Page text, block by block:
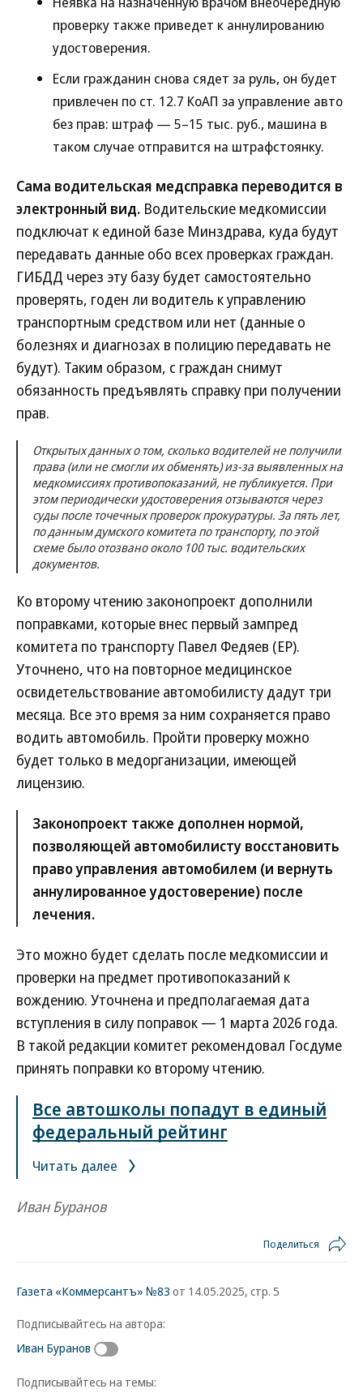
проверку также приведет к аннулированию
удостоверения.
Если гражданин снова сядет за руль, он будет
привлечен по ст. 12.7 КоАП за управление авто
без прав: штраф — 5–15 тыс. руб., машина в
таком случае отправится на штрафстоянку.
Сама водительская медсправка переводится в
электронный вид. Водительские медкомиссии
подключат к единой базе Минздрава, куда будут
передавать данные обо всех проверках граждан.
ГИБДД через эту базу будет самостоятельно
проверять, годен ли водитель к управлению
транспортным средством или нет (данные о
болезнях и диагнозах в полицию передавать не
будут). Таким образом, с граждан снимут
обязанность предъявлять справку при получении
прав.
Открытых данных о том, сколько водителей не получили
права (или не смогли их обменять) из-за выявленных на
медкомиссиях противопоказаний, не публикуется. При
этом периодически удостоверения отзываются через
суды после точечных проверок прокуратуры. За пять лет,
по данным думского комитета по транспорту, по этой
схеме было отозвано около 100 тыс. водительских
документов.
Ко второму чтению законопроект дополнили
поправками, которые внес первый зампред
комитета по транспорту Павел Федяев (ЕР).
Уточнено, что на повторное медицинское
освидетельствование автомобилисту дадут три
месяца. Все это время за ним сохраняется право
водить автомобиль. Пройти проверку можно
будет только в медорганизации, имеющей
лицензию.
Законопроект также дополнен нормой,
позволяющей автомобилисту восстановить
право управления автомобилем (и вернуть
аннулированное удостоверение) после
лечения.
Это можно будет сделать после медкомиссии и
проверки на предмет противопоказаний к
вождению. Уточнена и предполагаемая дата
вступления в силу поправок — 1 марта 2026 года.
В такой редакции комитет рекомендовал Госдуме
принять поправки ко второму чтению.
Все автошколы попадут в единый
федеральный рейтинг
Читать далее
Иван Буранов
Поделиться
Газета «Коммерсантъ» №83 от 14.05.2025, стр. 5
Подписывайтесь на автора:
Иван Буранов
Подписывайтесь на темы: